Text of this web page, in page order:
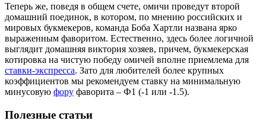
Теперь же, поведя в общем счете, омичи проведут второй
домашний поединок, в котором, по мнению российских и
мировых букмекеров, команда Боба Хартли названа ярко
выраженным фаворитом. Естественно, здесь более логичной
выглядит домашняя виктория хозяев, причем, букмекерская
котировка на чистую победу омичей вполне приемлема для
ставки-экспресса. Зато для любителей более крупных
коэффициентов мы рекомендуем ставку на минимальную
минусовую фору фаворита – Ф1 (-1 или -1.5).
Полезные статьи